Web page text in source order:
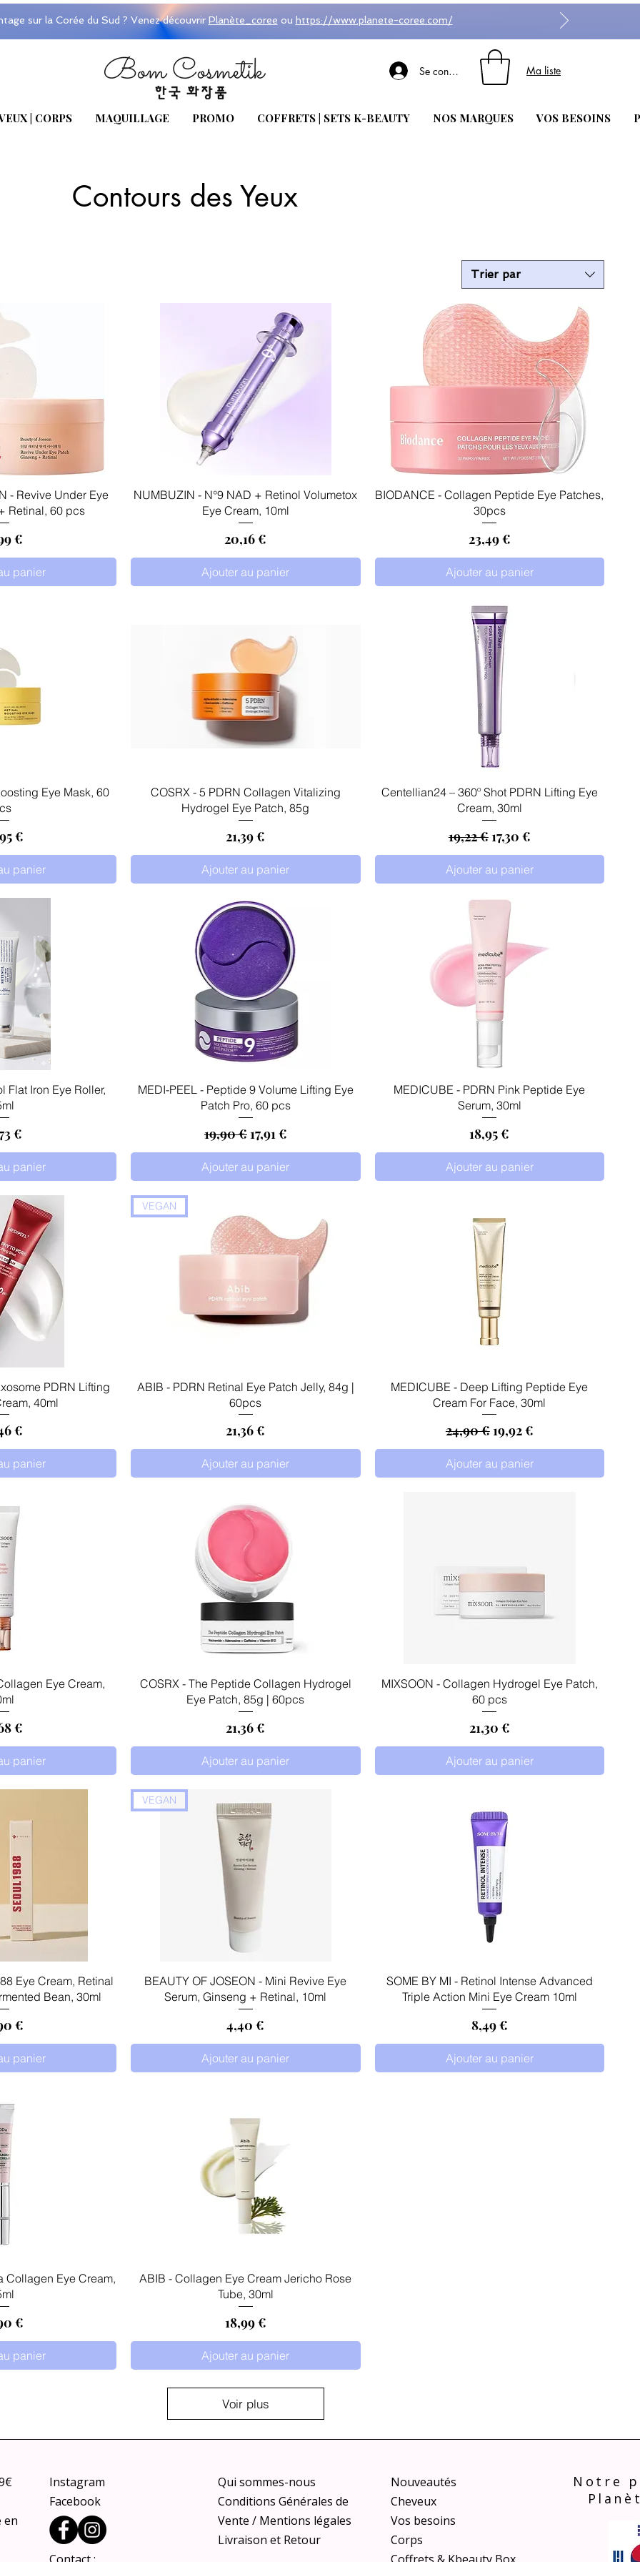
sur la Corée du Sud ? Venez découvrir Planète_coree ou https://www.planete-coree.com/
Se connecter Ma liste
| CORPS MAQUILLAGE PROMO COFFRETS | SETS K-BEAUTY NOS MARQUES VOS BESOINS
Contours des Yeux
Trier par
rapide
- Revive Under Eye
Retinal, 60 pcs
€
panier
Aperçu rapide
NUMBUZIN - N°9 NAD + Retinol Volumetox
Eye Cream, 10ml
Prix
20,16 €
Ajouter au panier
Aperçu rapide
BIODANCE - Collagen Peptide Eye Patches,
30pcs
Prix
23,49 €
Ajouter au panier
rapide Eye Mask, 60
€
panier
Aperçu rapide
COSRX - 5 PDRN Collagen Vitalizing
Hydrogel Eye Patch, 85g
Prix
21,39 €
Ajouter au panier
Aperçu rapide
Centellian24 – 360º Shot PDRN Lifting Eye
Cream, 30ml
Prix original
19,22 €Prix promotionnel
17,30 €
Ajouter au panier
rapide
Flat Iron Eye Roller,
€
panier
Aperçu rapide
MEDI-PEEL - Peptide 9 Volume Lifting Eye
Patch Pro, 60 pcs
Prix original
19,90 €Prix promotionnel
17,91 €
Ajouter au panier
Aperçu rapide
MEDICUBE - PDRN Pink Peptide Eye
Serum, 30ml
Prix
18,95 €
Ajouter au panier
rapide
PDRN Lifting
40ml
€
panier
Aperçu rapide
VEGAN
ABIB - PDRN Retinal Eye Patch Jelly, 84g |
60pcs
Prix
21,36 €
Ajouter au panier
Aperçu rapide
MEDICUBE - Deep Lifting Peptide Eye
Cream For Face, 30ml
Prix original
24,90 €Prix promotionnel
19,92 €
Ajouter au panier
rapide
Eye Cream,
€
panier
Aperçu rapide
COSRX - The Peptide Collagen Hydrogel
Eye Patch, 85g | 60pcs
Prix
21,36 €
Ajouter au panier
Aperçu rapide
MIXSOON - Collagen Hydrogel Eye Patch,
60 pcs
Prix
21,30 €
Ajouter au panier
rapide
Eye Cream, Retinal
Bean, 30ml
€
panier
Aperçu rapide
VEGAN
BEAUTY OF JOSEON - Mini Revive Eye
Serum, Ginseng + Retinal, 10ml
Prix
4,40 €
Ajouter au panier
Aperçu rapide
SOME BY MI - Retinol Intense Advanced
Triple Action Mini Eye Cream 10ml
Prix
8,49 €
Ajouter au panier
rapide
Collagen Eye Cream,
€
panier
Aperçu rapide
ABIB - Collagen Eye Cream Jericho Rose
Tube, 30ml
Prix
18,99 €
Ajouter au panier
Voir plus
en
Instagram
Facebook
Qui sommes-nous
Conditions Générales de
Vente / Mentions légales
Livraison et Retour
Nouveautés
Cheveux
Vos besoins
Corps
Notre